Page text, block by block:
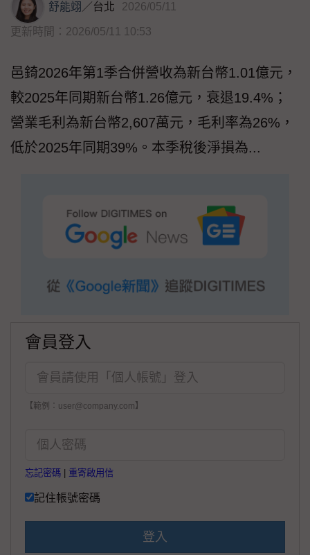
舒能翊 ／台北 2026/05/11
更新時間：2026/05/11 10:53
邑錡2026年第1季合併營收為新台幣1.01億元，
較2025年同期新台幣1.26億元，衰退19.4%；
營業毛利為新台幣2,607萬元，毛利率為26%，
低於2025年同期39%。本季稅後淨損為...
會員登入
【範例：user@company.com】
忘記密碼 重寄啟用信
記住帳號密碼
登入